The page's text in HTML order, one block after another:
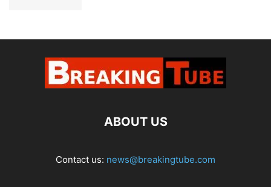
ABOUT US
Contact us: news@breakingtube.com